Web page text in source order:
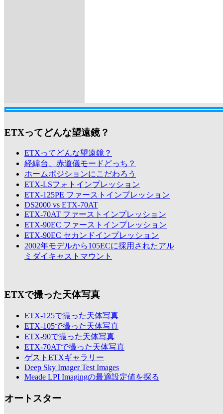
ETXってどんな望遠鏡？
ETXってどんな望遠鏡？
経緯台、赤道儀モードどっち？
ホームポジションにこだわろう
ETX-LSフォトインプレッション
ETX-125PE ファーストインプレッション
DS2000 vs ETX-70AT
ETX-70AT ファーストインプレッション
ETX-90EC ファーストインプレッション
ETX-90EC セカンドインプレッション
2002年モデルから105ECに採用されたアル
ミダイキャストマウント
ETXで撮った天体写真
ETX-125で撮った天体写真
ETX-105で撮った天体写真
ETX-90で撮った天体写真
ETX-70ATで撮った天体写真
ゲストETXギャラリー
Deep Sky Imager Test Images
Meade LPI Imagingの最適設定値を探る
オートスター